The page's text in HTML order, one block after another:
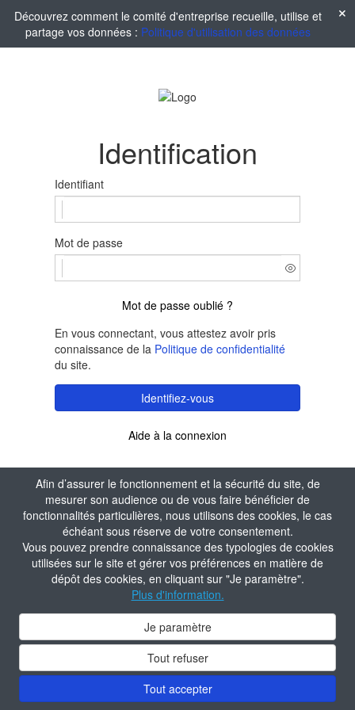
Afin d’assurer le fonctionnement et la sécurité du site, de
mesurer son audience ou de vous faire bénéficier de
fonctionnalités particulières, nous utilisons des cookies, le cas
échéant sous réserve de votre consentement.
Vous pouvez prendre connaissance des typologies de cookies
utilisées sur le site et gérer vos préférences en matière de
dépôt des cookies, en cliquant sur "Je paramètre".
Plus d'information.
Je paramètre
Tout refuser
Tout accepter
Découvrez comment le comité d'entreprise recueille, utilise et
partage vos données : Politique d'utilisation des données
Identification
Identifiant
Mot de passe
Mot de passe oublié ?
En vous connectant, vous attestez avoir pris
connaissance de la Politique de confidentialité
du site.
Identifiez-vous
Aide à la connexion